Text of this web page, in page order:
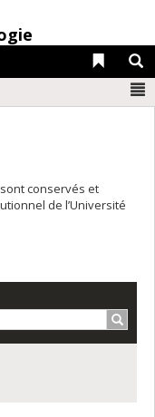
Liens
conservés et
de l’Université